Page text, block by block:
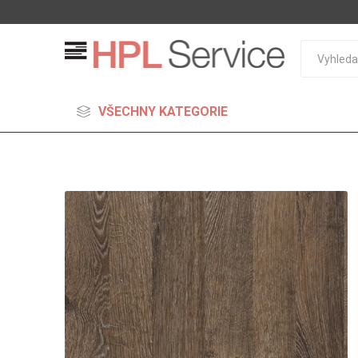
VŠECHNY KATEGORIE
MDF
Lehčené
S
hustotou